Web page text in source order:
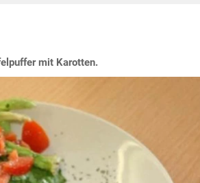
mit Karotten.